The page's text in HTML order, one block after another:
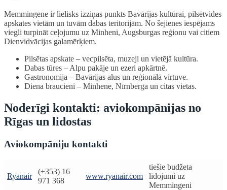
Memmingene ir lielisks izziņas punkts Bavārijas kultūrai, pilsētvides
apskates vietām un tuvām dabas teritorijām. No šejienes iespējams
viegli turpināt ceļojumu uz Minheni, Augsburgas reģionu vai citiem
Dienvidvācijas galamērķiem.
Pilsētas apskate – vecpilsēta, muzeji un vietējā kultūra.
Dabas tūres – Alpu pakāje un ezeri apkārtnē.
Gastronomija – Bavārijas alus un reģionālā virtuve.
Diena braucieni – Minhene, Nīrnberga un citas vietas.
Noderīgi kontakti: aviokompānijas no
Rīgas un lidostas
Aviokompāniju kontakti
Ryanair
(+353) 16
971 368
www.ryanair.com
tiešie budžeta
lidojumi uz
Memmingeni